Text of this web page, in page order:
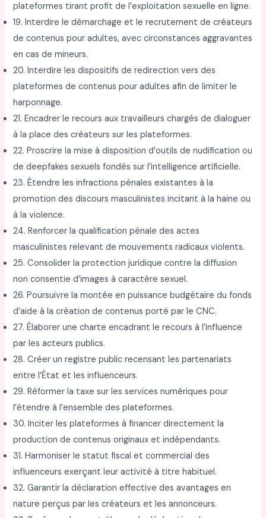
plateformes tirant profit de l’exploitation sexuelle en ligne.
19. Interdire le démarchage et le recrutement de créateurs
de contenus pour adultes, avec circonstances aggravantes
en cas de mineurs.
20. Interdire les dispositifs de redirection vers des
plateformes de contenus pour adultes afin de limiter le
harponnage.
21. Encadrer le recours aux travailleurs chargés de dialoguer
à la place des créateurs sur les plateformes.
22. Proscrire la mise à disposition d’outils de nudification ou
de deepfakes sexuels fondés sur l’intelligence artificielle.
23. Étendre les infractions pénales existantes à la
promotion des discours masculinistes incitant à la haine ou
à la violence.
24. Renforcer la qualification pénale des actes
masculinistes relevant de mouvements radicaux violents.
25. Consolider la protection juridique contre la diffusion
non consentie d’images à caractère sexuel.
26. Poursuivre la montée en puissance budgétaire du fonds
d’aide à la création de contenus porté par le CNC.
27. Élaborer une charte encadrant le recours à l’influence
par les acteurs publics.
28. Créer un registre public recensant les partenariats
entre l’État et les influenceurs.
29. Réformer la taxe sur les services numériques pour
l’étendre à l’ensemble des plateformes.
30. Inciter les plateformes à financer directement la
production de contenus originaux et indépendants.
31. Harmoniser le statut fiscal et commercial des
influenceurs exerçant leur activité à titre habituel.
32. Garantir la déclaration effective des avantages en
nature perçus par les créateurs et les annonceurs.